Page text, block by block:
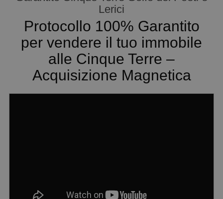
Lerici
Protocollo 100% Garantito
per vendere il tuo immobile
alle Cinque Terre –
Acquisizione Magnetica